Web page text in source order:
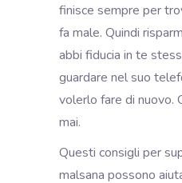
finisce sempre per
fa male. Quindi
abbi fiducia in te
guardare nel suo
volerlo fare di nuovo.
mai.
Questi consigli per
malsana possono